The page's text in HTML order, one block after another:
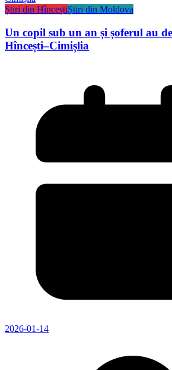
Știri din HînceștiȘtiri din Moldova
Un copil sub un an și șoferul au
Hîncești–Cimișlia
2026-01-14